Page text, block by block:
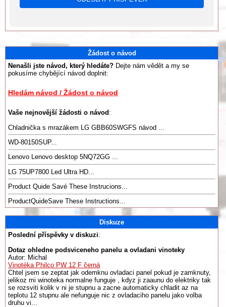
Žádost o návod
Nenašli jste návod, který hledáte? Dejte nám vědět a my se
pokusíme chybějící návod doplnit:
Hledám návod / Žádost o návod
Vaše nejnovější žádosti o návod :
Chladnička s mrazákem LG GBB60SWGFS návod ...
WD-80150SUP...
Lenovo Lenovo desktop 5NQ72GG ...
LG 75UP7800 Led Ultra HD...
Product Quide Savé These Instrucions...
ProductQuideSave These Instructions...
Diskuze
Poslední příspěvky v diskuzi:
Dotaz ohledne podsviceneho panelu a ovladani vinoteky
Autor: Michal
Vinotéka Philco PW 12 F černá
Chtel jsem se zeptat jak odemknu ovladaci panel pokud je zamknuty,
jelikoz mi winoteka normalne funguje , kdyz ji zaaunu do elektriky tak
se rozsviti kolik v ni je stupnu a zacne automaticky chladit az na
teplotu 12 stupnu ale nefunguje nic z ovladaciho panelu jako volba
druhu vi...